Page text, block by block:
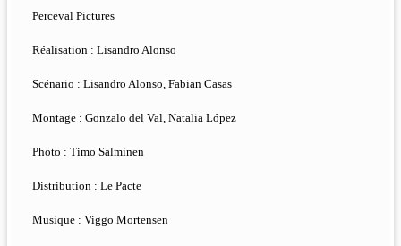
Perceval Pictures
Réalisation : Lisandro Alonso
Scénario : Lisandro Alonso, Fabian Casas
Montage : Gonzalo del Val, Natalia López
Photo : Timo Salminen
Distribution : Le Pacte
Musique : Viggo Mortensen